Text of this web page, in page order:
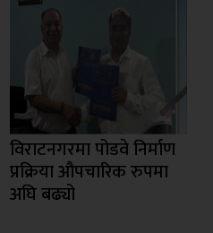
विराटनगरमा पोडवे निर्माण
प्रक्रिया औपचारिक रुपमा
अघि बढ्यो